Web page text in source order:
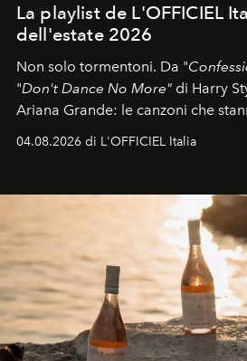
La playlist de L'OFFICIEL
dell'estate 2026
Non solo tormentoni. Da "
"Don't Dance No More" di Harry
Ariana Grande: le canzoni che
04.08.2026 di L'OFFICIEL Italia